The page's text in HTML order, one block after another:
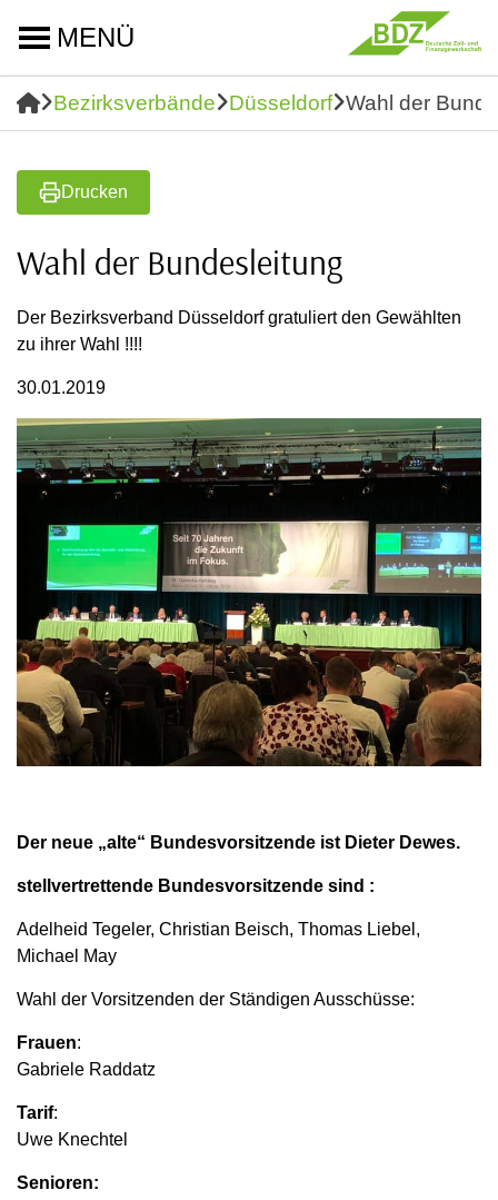
MENÜ
Bezirksverbände Düsseldorf Wahl der
Drucken
Wahl der Bundesleitung
Der Bezirksverband Düsseldorf gratuliert den Gewählten
zu ihrer Wahl !!!!
30.01.2019
Der neue „alte“ Bundesvorsitzende ist Dieter Dewes.
stellvertrettende Bundesvorsitzende sind :
Adelheid Tegeler, Christian Beisch, Thomas Liebel,
Michael May
Wahl der Vorsitzenden der Ständigen Ausschüsse:
Frauen:
Gabriele Raddatz
Tarif:
Uwe Knechtel
Senioren: